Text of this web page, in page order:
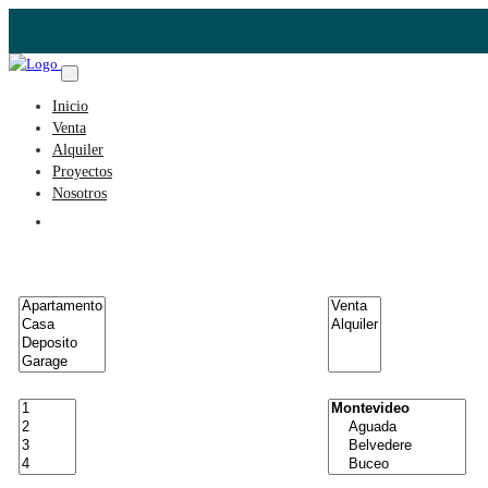
Inicio
Venta
Alquiler
Proyectos
Nosotros